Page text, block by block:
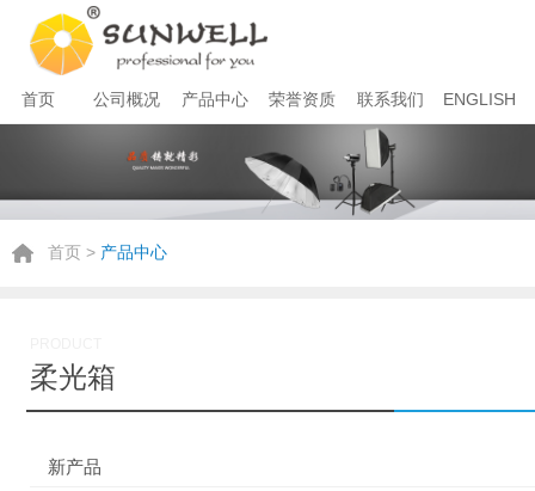
首页 公司概况 产品中心 荣誉资质 联系我们 ENGLISH
首页 > 产品中心
柔光箱
新产品